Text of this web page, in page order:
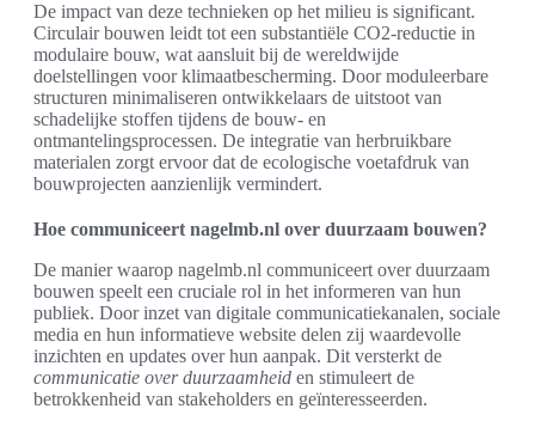
De impact van deze technieken op het milieu is significant.
Circulair bouwen leidt tot een substantiële CO2-reductie in
modulaire bouw, wat aansluit bij de wereldwijde
doelstellingen voor klimaatbescherming. Door moduleerbare
structuren minimaliseren ontwikkelaars de uitstoot van
schadelijke stoffen tijdens de bouw- en
ontmantelingsprocessen. De integratie van herbruikbare
materialen zorgt ervoor dat de ecologische voetafdruk van
bouwprojecten aanzienlijk vermindert.
Hoe communiceert nagelmb.nl over duurzaam bouwen?
De manier waarop nagelmb.nl communiceert over duurzaam
bouwen speelt een cruciale rol in het informeren van hun
publiek. Door inzet van digitale communicatiekanalen, sociale
media en hun informatieve website delen zij waardevolle
inzichten en updates over hun aanpak. Dit versterkt de
communicatie over duurzaamheid en stimuleert de
betrokkenheid van stakeholders en geïnteresseerden.